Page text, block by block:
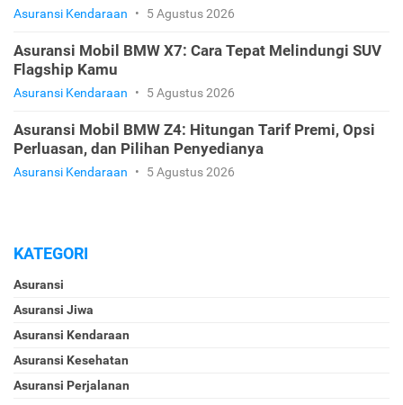
Asuransi Kendaraan • 5 Agustus 2026
Asuransi Mobil BMW X7: Cara Tepat Melindungi SUV
Flagship Kamu
Asuransi Kendaraan • 5 Agustus 2026
Asuransi Mobil BMW Z4: Hitungan Tarif Premi, Opsi
Perluasan, dan Pilihan Penyedianya
Asuransi Kendaraan • 5 Agustus 2026
KATEGORI
Asuransi
Asuransi Jiwa
Asuransi Kendaraan
Asuransi Kesehatan
Asuransi Perjalanan